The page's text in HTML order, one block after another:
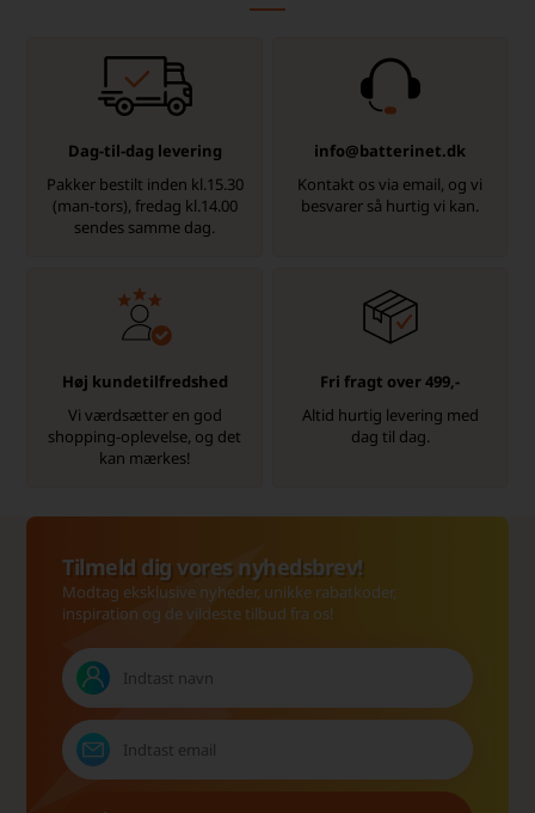
Dag-til-dag levering
Pakker bestilt inden kl.15.30
(man-tors), fredag kl.14.00
sendes samme dag.
info@batterinet.dk
Kontakt os via email, og vi
besvarer så hurtig vi kan.
Høj kundetilfredshed
Vi værdsætter en god
shopping-oplevelse, og det
kan mærkes!
Fri fragt over 499,-
Altid hurtig levering med
dag til dag.
Tilmeld dig vores nyhedsbrev!
Modtag eksklusive nyheder, unikke rabatkoder,
inspiration og de vildeste tilbud fra os!